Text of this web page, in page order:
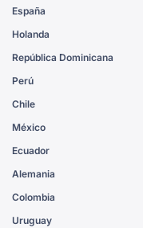
España
Holanda
República Dominicana
Perú
Chile
México
Ecuador
Alemania
Colombia
Uruguay